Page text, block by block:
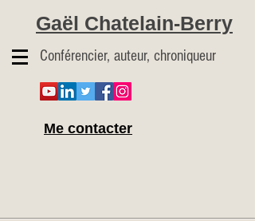
Gaël Chatelain-Berry
Conférencier, auteur, chroniqueur
Me contacter